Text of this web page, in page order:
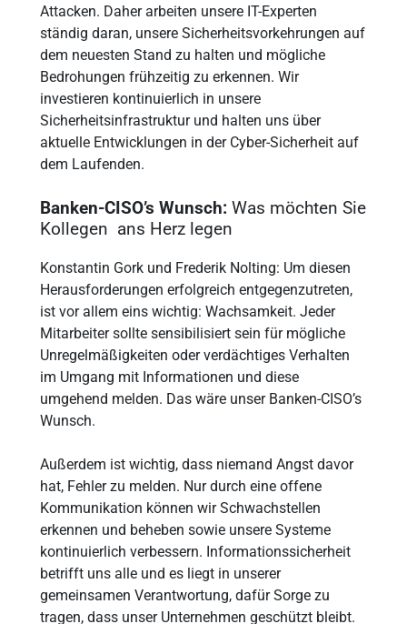
Attacken. Daher arbeiten unsere IT-Experten
ständig daran, unsere Sicherheitsvorkehrungen auf
dem neuesten Stand zu halten und mögliche
Bedrohungen frühzeitig zu erkennen. Wir
investieren kontinuierlich in unsere
Sicherheitsinfrastruktur und halten uns über
aktuelle Entwicklungen in der Cyber-Sicherheit auf
dem Laufenden.
Banken-CISO’s Wunsch: Was möchten Sie
Kollegen ans Herz legen
Konstantin Gork und Frederik Nolting: Um diesen
Herausforderungen erfolgreich entgegenzutreten,
ist vor allem eins wichtig: Wachsamkeit. Jeder
Mitarbeiter sollte sensibilisiert sein für mögliche
Unregelmäßigkeiten oder verdächtiges Verhalten
im Umgang mit Informationen und diese
umgehend melden. Das wäre unser Banken-CISO’s
Wunsch.
Außerdem ist wichtig, dass niemand Angst davor
hat, Fehler zu melden. Nur durch eine offene
Kommunikation können wir Schwachstellen
erkennen und beheben sowie unsere Systeme
kontinuierlich verbessern. Informationssicherheit
betrifft uns alle und es liegt in unserer
gemeinsamen Verantwortung, dafür Sorge zu
tragen, dass unser Unternehmen geschützt bleibt.